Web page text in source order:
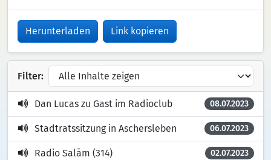
Herunterladen Link kopieren
Filter:
Dan Lucas zu Gast im Radioclub 08.07.2023
Stadtratssitzung in Aschersleben 06.07.2023
Radio Salām (314) 02.07.2023